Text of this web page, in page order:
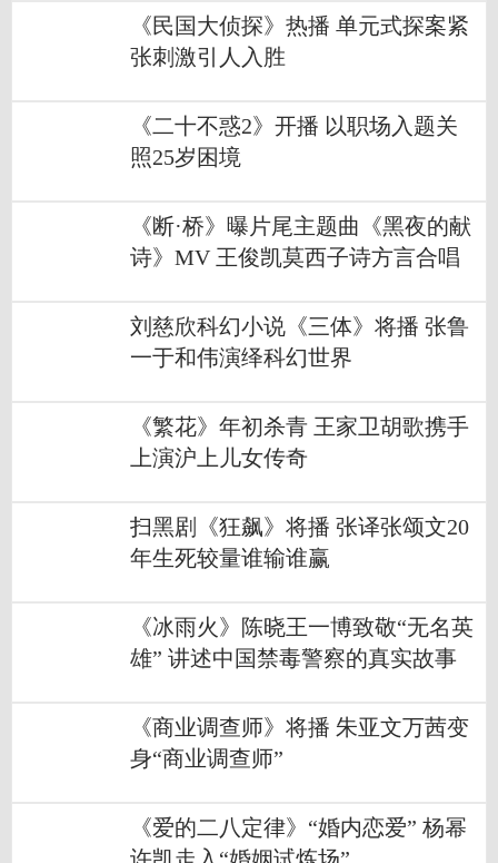
《民国大侦探》热播 单元式探案紧
张刺激引人入胜
《二十不惑2》开播 以职场入题关
照25岁困境
《断·桥》曝片尾主题曲《黑夜的献
诗》MV 王俊凯莫西子诗方言合唱
刘慈欣科幻小说《三体》将播 张鲁
一于和伟演绎科幻世界
《繁花》年初杀青 王家卫胡歌携手
上演沪上儿女传奇
扫黑剧《狂飙》将播 张译张颂文20
年生死较量谁输谁赢
《冰雨火》陈晓王一博致敬“无名英
雄” 讲述中国禁毒警察的真实故事
《商业调查师》将播 朱亚文万茜变
身“商业调查师”
《爱的二八定律》“婚内恋爱” 杨幂